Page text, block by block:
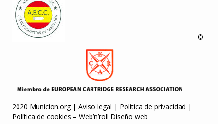
©
2020 Municion.org | Aviso legal | Política de privacidad |
Política de cookies – Web’n’roll Diseño web